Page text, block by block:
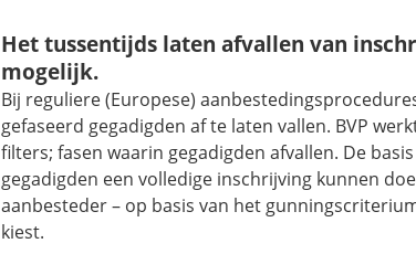
Het tussentijds laten afvallen van
mogelijk.
Bij reguliere (Europese)
gefaseerd gegadigden af te laten vallen. BVP
filters; fasen waarin gegadigden afvallen. De
gegadigden een volledige inschrijving kunnen
aanbesteder – op basis van het
kiest.